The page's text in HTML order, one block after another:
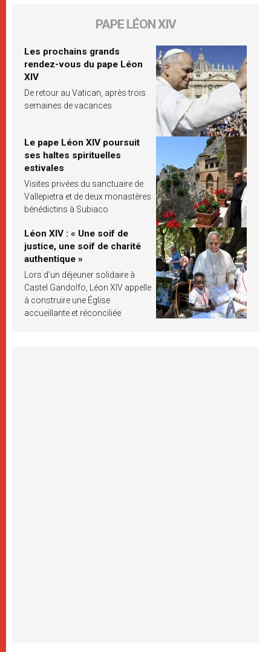
PAPE LÉON XIV
Les prochains grands
rendez-vous du pape Léon
XIV
De retour au Vatican, après trois
semaines de vacances
Le pape Léon XIV poursuit
ses haltes spirituelles
estivales
Visites privées du sanctuaire de
Vallepietra et de deux monastères
bénédictins à Subiaco
Léon XIV : « Une soif de
justice, une soif de charité
authentique »
Lors d’un déjeuner solidaire à
Castel Gandolfo, Léon XIV appelle
à construire une Église
accueillante et réconciliée